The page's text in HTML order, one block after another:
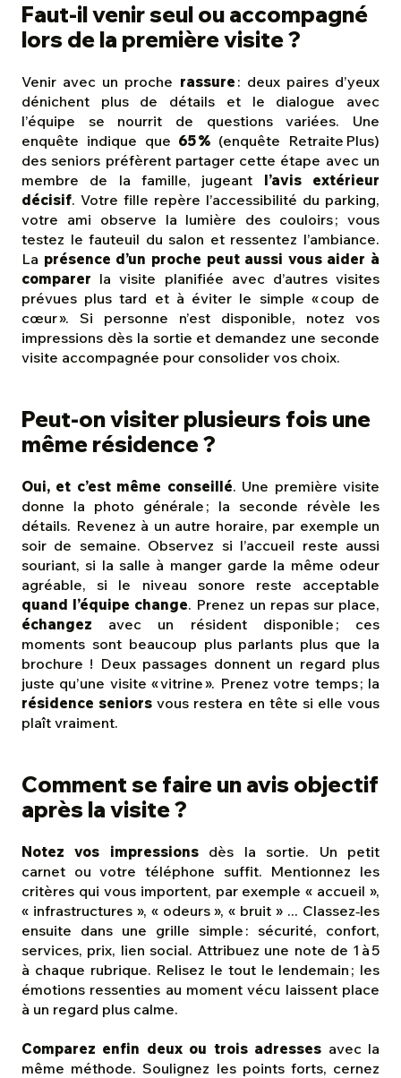
Faut-il venir seul ou accompagné
lors de la première visite ?
Venir avec un proche rassure : deux paires d’yeux
dénichent plus de détails et le dialogue avec
l’équipe se nourrit de questions variées. Une
enquête indique que 65 % (enquête Retraite Plus)
des seniors préfèrent partager cette étape avec un
membre de la famille, jugeant l’avis extérieur
décisif. Votre fille repère l’accessibilité du parking,
votre ami observe la lumière des couloirs ; vous
testez le fauteuil du salon et ressentez l’ambiance.
La présence d’un proche peut aussi vous aider à
comparer la visite planifiée avec d’autres visites
prévues plus tard et à éviter le simple « coup de
cœur ». Si personne n’est disponible, notez vos
impressions dès la sortie et demandez une seconde
visite accompagnée pour consolider vos choix.
Peut-on visiter plusieurs fois une
même résidence ?
Oui, et c’est même conseillé. Une première visite
donne la photo générale ; la seconde révèle les
détails. Revenez à un autre horaire, par exemple un
soir de semaine. Observez si l’accueil reste aussi
souriant, si la salle à manger garde la même odeur
agréable, si le niveau sonore reste acceptable
quand l’équipe change. Prenez un repas sur place,
échangez avec un résident disponible ; ces
moments sont beaucoup plus parlants plus que la
brochure ! Deux passages donnent un regard plus
juste qu’une visite « vitrine ». Prenez votre temps ; la
résidence seniors vous restera en tête si elle vous
plaît vraiment.
Comment se faire un avis objectif
après la visite ?
Notez vos impressionsdès la sortie. Un petit
carnet ou votre téléphone suffit. Mentionnez les
critères qui vous importent, par exemple « accueil »,
« infrastructures », « odeurs », « bruit » ... Classez‑les
ensuite dans une grille simple : sécurité, confort,
services, prix, lien social. Attribuez une note de 1 à 5
à chaque rubrique. Relisez le tout le lendemain ; les
émotions ressenties au moment vécu laissent place
à un regard plus calme.
Comparez enfin deux ou trois adresses avec la
même méthode. Soulignez les points forts, cernez